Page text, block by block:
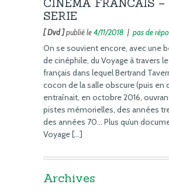
SERIE
[ Dvd ]publié le4/11/2018 | pas de
On se souvient encore, avec une
de cinéphile, du Voyage à travers
français dans lequel Bertrand
cocon de la salle obscure (puis en
entraînait, en octobre 2016,
pistes mémorielles, des années
des années 70… Plus qu’un
Voyage […]
Archives